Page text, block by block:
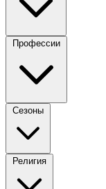
Профессии
Сезоны
Религия